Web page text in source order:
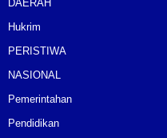
DAERAH
Hukrim
PERISTIWA
NASIONAL
Pemerintahan
Pendidikan